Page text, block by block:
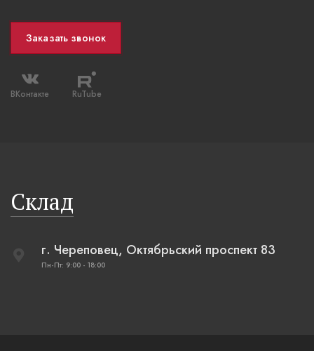
Заказать звонок
ВКонтакте RuTube
Склад
г. Череповец, Октябрьский проспект 83
Пн-Пт: 9:00 - 18:00